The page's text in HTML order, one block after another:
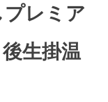
レミア
生掛温